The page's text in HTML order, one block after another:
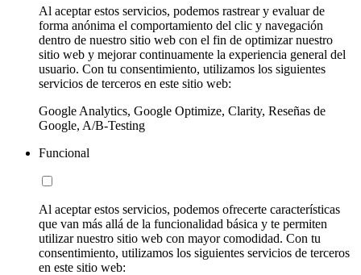
Al aceptar estos servicios, podemos rastrear y evaluar de
forma anónima el comportamiento del clic y navegación
dentro de nuestro sitio web con el fin de optimizar nuestro
sitio web y mejorar continuamente la experiencia general del
usuario. Con tu consentimiento, utilizamos los siguientes
servicios de terceros en este sitio web:
Google Analytics, Google Optimize, Clarity, Reseñas de
Google, A/B-Testing
Funcional
Al aceptar estos servicios, podemos ofrecerte características
que van más allá de la funcionalidad básica y te permiten
utilizar nuestro sitio web con mayor comodidad. Con tu
consentimiento, utilizamos los siguientes servicios de terceros
en este sitio web: